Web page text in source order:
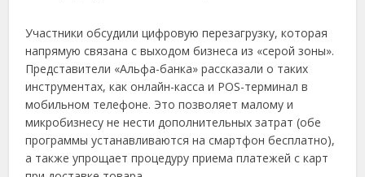
Участники обсудили цифровую перезагрузку, которая
напрямую связана с выходом бизнеса из «серой зоны».
Представители «Альфа-банка» рассказали о таких
инструментах, как онлайн-касса и POS-терминал в
мобильном телефоне. Это позволяет малому и
микробизнесу не нести дополнительных затрат (обе
программы устанавливаются на смартфон бесплатно),
а также упрощает процедуру приема платежей с карт